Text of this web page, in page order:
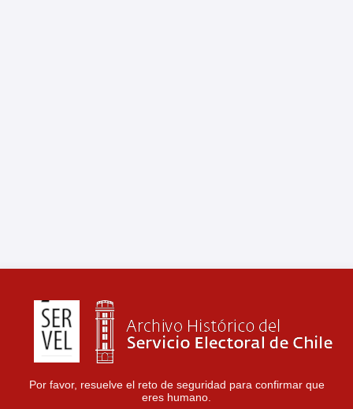
Por favor, resuelve el reto de seguridad para confirmar que
eres humano.